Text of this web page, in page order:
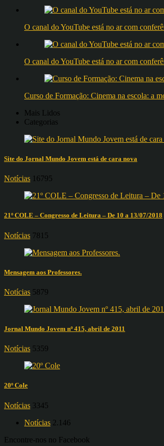
O canal do YouTube está no ar com
O canal do YouTube está no ar com
Curso de Formação: Cinema na escola: a
Mais Lidos
Categorias
Site do Jornal Mundo Jovem está de cara nova
Notícias 16795
21º COLE – Congresso de Leitura – De 10 a 13/07/2018
Notícias 7815
Mensagem aos Professores.
Notícias 5879
Jornal Mundo Jovem nº 415, abril de 2011
Notícias 5359
20º Cole
Notícias 3345
Notícias 2.146
Encontre-nos no Facebook